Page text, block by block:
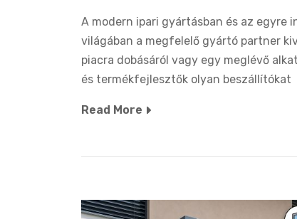
A modern ipari gyártásban és az egyre
világában a megfelelő gyártó partner
piacra dobásáról vagy egy meglévő
és termékfejlesztők olyan beszállítókat
Read More